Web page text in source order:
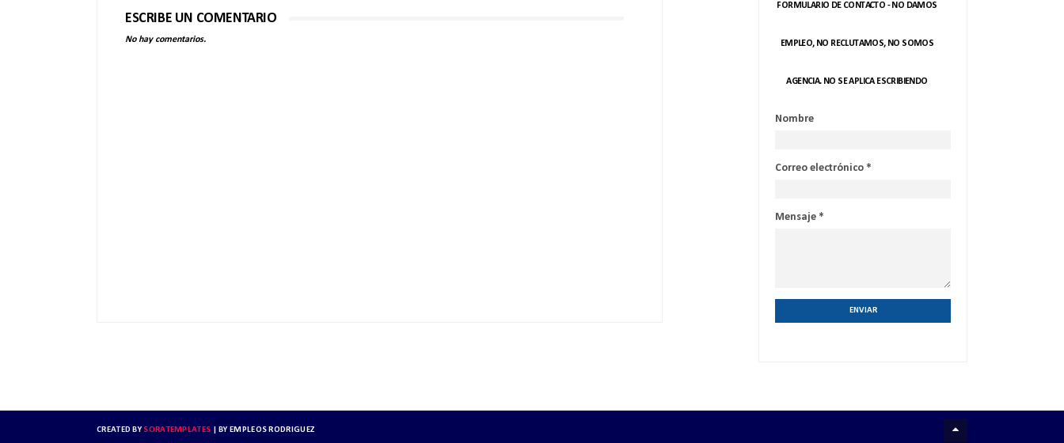
ESCRIBE UN COMENTARIO
No hay comentarios.
FORMULARIO DE CONTACTO - NO DAMOS
EMPLEO, NO RECLUTAMOS, NO SOMOS
AGENCIA. NO SE APLICA ESCRIBIENDO
Nombre
Correo electrónico *
Mensaje *
CREATED BY SORATEMPLATES | BY EMPLEOS RODRIGUEZ